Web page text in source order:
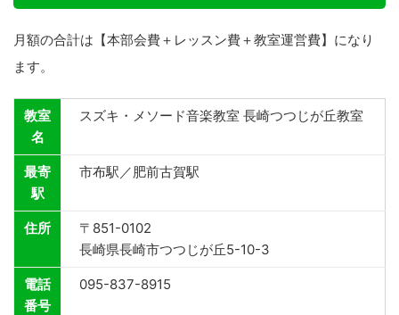
月額の合計は【本部会費＋レッスン費＋教室運営費】になり
ます。
教室
名
スズキ・メソード音楽教室 長崎つつじが丘教室
最寄
駅
市布駅／肥前古賀駅
住所
〒851-0102
長崎県長崎市つつじが丘5-10-3
電話
番号
095-837-8915